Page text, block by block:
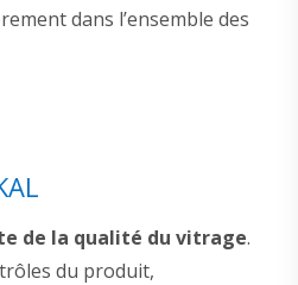
dans l’ensemble des
de la qualité du vitrage.
du produit,